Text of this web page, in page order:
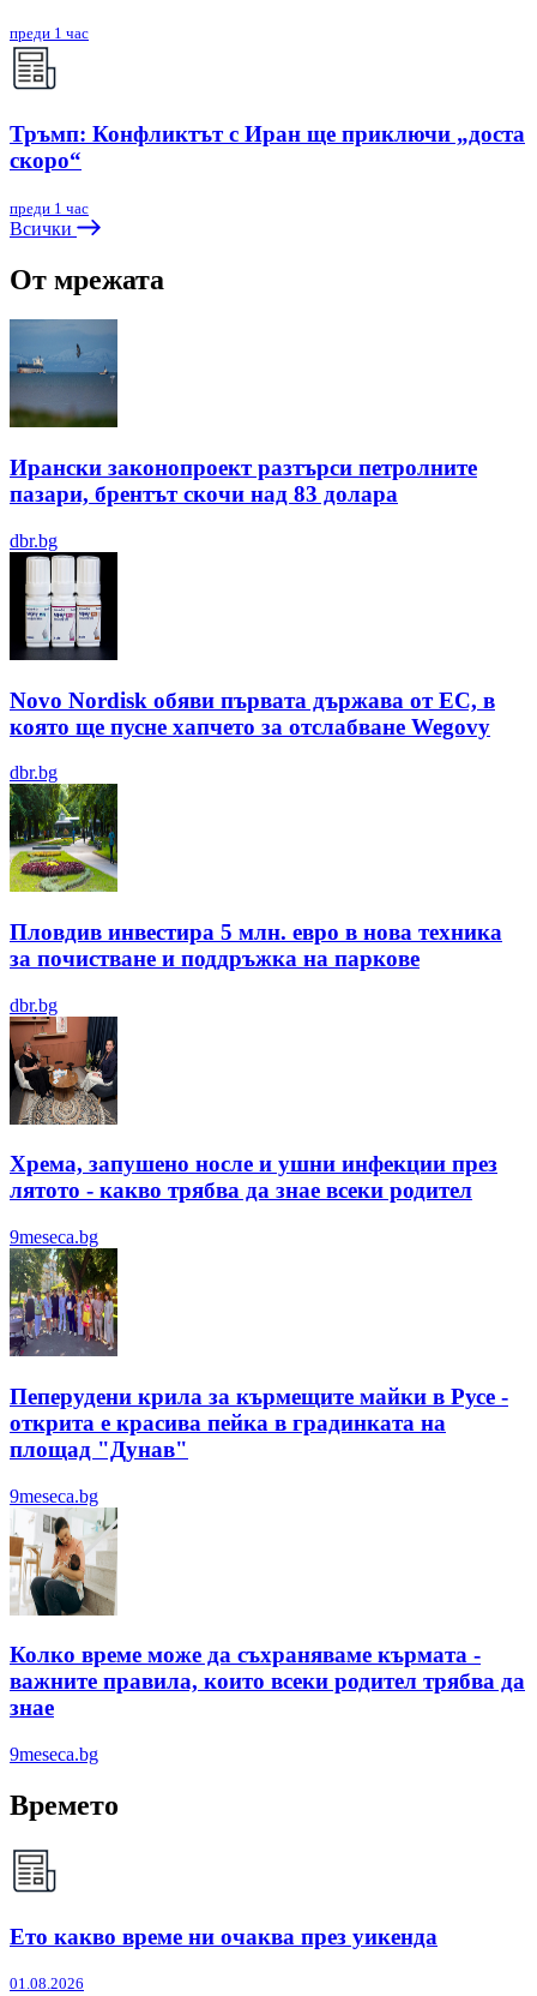
преди 1 час
Тръмп: Конфликтът с Иран ще приключи „доста
скоро“
преди 1 час
Всички
От мрежата
Ирански законопроект разтърси петролните
пазари, брентът скочи над 83 долара
dbr.bg
Novo Nordisk обяви първата държава от ЕС, в
която ще пусне хапчето за отслабване Wegovy
dbr.bg
Пловдив инвестира 5 млн. евро в нова техника
за почистване и поддръжка на паркове
dbr.bg
Хрема, запушено носле и ушни инфекции през
лятотo - какво трябва да знае всеки родител
9meseca.bg
Пеперудени крила за кърмещите майки в Русе -
открита е красива пейка в градинката на
площад "Дунав"
9meseca.bg
Колко време може да съхраняваме кърмата -
важните правила, които всеки родител трябва да
знае
9meseca.bg
Времето
Ето какво време ни очаква през уикенда
01.08.2026